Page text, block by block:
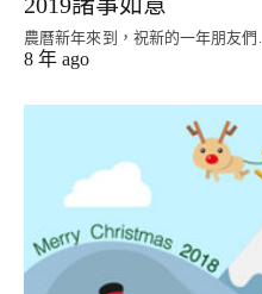
農曆新年來到，祝新的一年朋友們...
8 年 ago